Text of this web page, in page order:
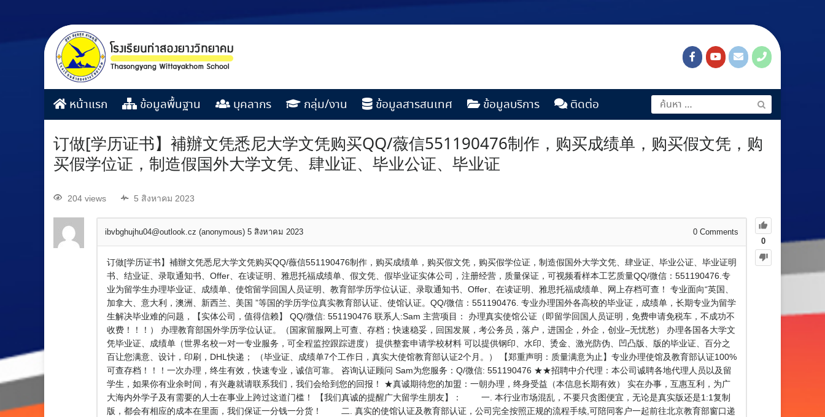
หน้าแรก ข้อมูลพื้นฐาน บุคลากร กลุ่ม/งาน ข้อมูลสารสนเทศ ข้อมูลบริการ ติดต่อ
订做[学历证书】補辦文凭悉尼大学文凭购买QQ/薇信551190476制作，购买成绩单，购买假文凭，购
买假学位证，制造假国外大学文凭、肆业证、毕业公证、毕业证
204 views 5 สิงหาคม 2023
0
ibvbghujhu04@outlook.cz (anonymous) 5 สิงหาคม 2023 0 Comments
订做[学历证书】補辦文凭悉尼大学文凭购买QQ/薇信551190476制作，购买成绩单，购买假文凭，购买假学位证，制造假国外大学文凭、肆业证、毕业公证、毕业证明
书、结业证、录取通知书、Offer、在读证明、雅思托福成绩单、假文凭、假毕业证实体公司，注册经营，质量保证，可视频看样本工艺质量QQ/微信：551190476.专
业为留学生办理毕业证、成绩单、使馆留学回国人员证明、教育部学历学位认证、录取通知书、Offer、在读证明、雅思托福成绩单、网上存档可查！ 专业面向“英国、
加拿大、意大利，澳洲、新西兰、美国 ”等国的学历学位真实教育部认证、使馆认证。QQ/微信：551190476. 专业办理国外各高校的毕业证，成绩单，长期专业为留学
生解决毕业难的问题，【实体公司，值得信赖】 QQ/微信: 551190476 联系人:Sam 主营项目： 办理真实使馆公证（即留学回国人员证明，免费申请免税车，不成功不
收费！！！） 办理教育部国外学历学位认证。（国家留服网上可查、存档；快速稳妥，回国发展，考公务员，落户，进国企，外企，创业–无忧愁） 办理各国各大学文
凭毕业证、成绩单（世界名校一对一专业服务，可全程监控跟踪进度） 提供整套申请学校材料 可以提供钢印、水印、烫金、激光防伪、凹凸版、版的毕业证、百分之
百让您满意、设计，印刷，DHL快递； （毕业证、成绩单7个工作日，真实大使馆教育部认证2个月。） 【郑重声明：质量满意为止】专业办理使馆及教育部认证100%
可查存档！！！一次办理，终生有效，快速专业，诚信可靠。 咨询认证顾问 Sam为您服务：Q/微信: 551190476 ★★招聘中介代理：本公司诚聘各地代理人员以及留
学生，如果你有业余时间，有兴趣就请联系我们，我们会给到您的回报！ ★真诚期待您的加盟：一朝办理，终身受益（本信息长期有效） 实在办事，互惠互利，为广
大海内外学子及有需要的人士在事业上跨过这道门槛！ 【我们真诚的提醒广大留学生朋友】： 一. 本行业市场混乱，不要只贪图便宜，无论是真实版还是1:1复制
版，都会有相应的成本在里面，我们保证一分钱一分货！ 二. 真实的使馆认证及教育部认证，公司完全按照正规的流程手续,可陪同客户一起前往北京教育部窗口递